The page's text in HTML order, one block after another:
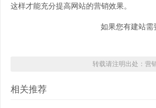
这样才能充分提高网站的营销效果。
如果您有建站需
转载请注明出处：营
相关推荐